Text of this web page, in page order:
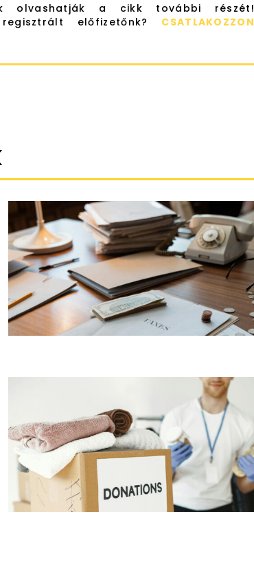
olvashatják a cikk további részét!
előfizetőnk? CSATLAKOZZON